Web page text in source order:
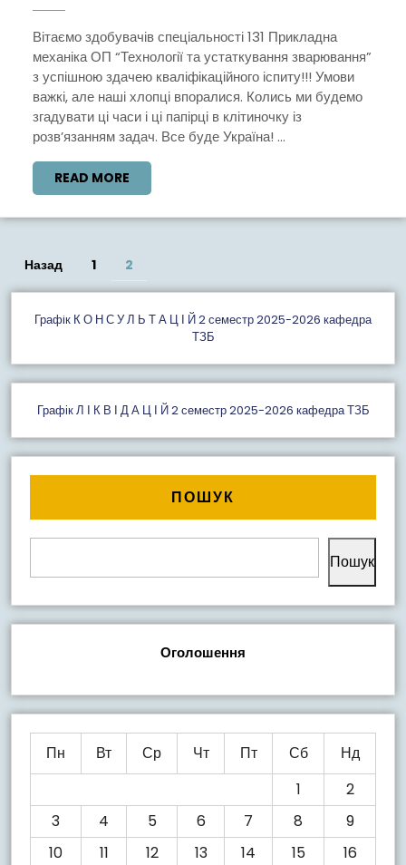
Вітаємо здобувачів спеціальності 131 Прикладна
механіка ОП “Технології та устаткування зварювання”
з успішною здачею кваліфікаційного іспиту!!! Умови
важкі, але наші хлопці впоралися. Колись ми будемо
згадувати ці часи і ці папірці в клітиночку із
розв’язанням задач. Все буде Україна! ...
READ MORE
MORE
Пагінація
записів
Назад 1 2
Графiк К О Н С У Л Ь Т А Ц І Й 2 семестр 2025-2026 кафедра
ТЗБ
Графік Л І К В І Д А Ц І Й 2 семестр 2025-2026 кафедра ТЗБ
ПОШУК
Пошук
Оголошення
Пн Вт Ср Чт Пт Сб
Нд
1
2
3
4 5 6 7 8
9
10
11 12 13 14 15
16